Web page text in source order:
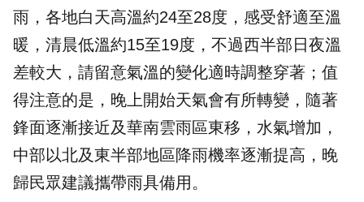
雨，各地白天高溫約24至28度，感受舒適至溫
暖，清晨低溫約15至19度，不過西半部日夜溫
差較大，請留意氣溫的變化適時調整穿著；值
得注意的是，晚上開始天氣會有所轉變，隨著
鋒面逐漸接近及華南雲雨區東移，水氣增加，
中部以北及東半部地區降雨機率逐漸提高，晚
歸民眾建議攜帶雨具備用。